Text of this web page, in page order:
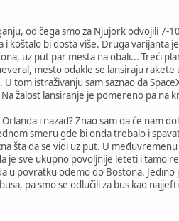
od čega smo za Njujork odvojili
i koštalo bi dosta više. Druga varijanta
uz put par mesta na obali... Treći
mesto odakle se lansiraju
tom istraživanju sam saznao da
žalost lansiranje je pomereno pa na
i nazad? Znao sam da će nam
smeru gde bi onda trebalo i
šta da se vidi uz put. U
je sve ukupno povoljnije leteti i tamo
u povratku odemo do Bostona.
pa smo se odlučili za bus kao